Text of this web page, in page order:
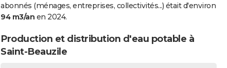
abonnés (ménages, entreprises, collectivités...) était d'environ
94 m3/an en 2024.
Production et distribution d'eau potable à
Saint-Beauzile